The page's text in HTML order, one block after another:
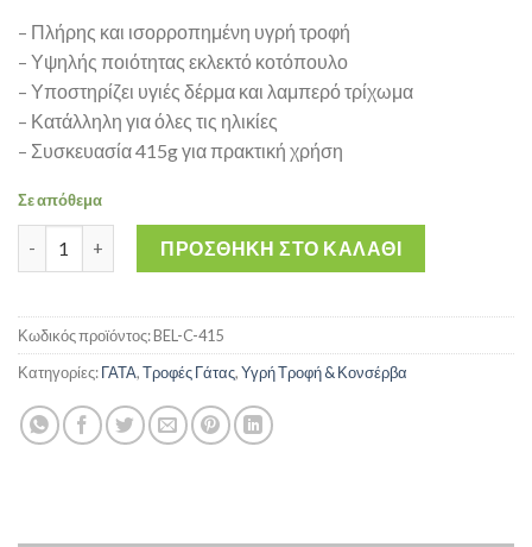
– Πλήρης και ισορροπημένη υγρή τροφή
– Υψηλής ποιότητας εκλεκτό κοτόπουλο
– Υποστηρίζει υγιές δέρμα και λαμπερό τρίχωμα
– Κατάλληλη για όλες τις ηλικίες
– Συσκευασία 415g για πρακτική χρήση
Σε απόθεμα
Mrs Bella Chicken 415g - Κονσέρβα Γάτας με Κοτόπουλο
ΠΡΟΣΘΉΚΗ ΣΤΟ ΚΑΛΆΘΙ
Κωδικός προϊόντος:BEL-C-415
Κατηγορίες:ΓΑΤΑ,Τροφές Γάτας,Υγρή Τροφή & Κονσέρβα